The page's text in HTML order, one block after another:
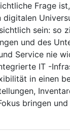
Frage
sein: so
und des
Service nie
IT -
in einen
bringen